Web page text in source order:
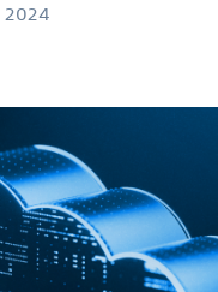
2024